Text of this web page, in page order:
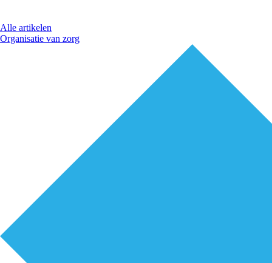
Alle artikelen
Organisatie van zorg